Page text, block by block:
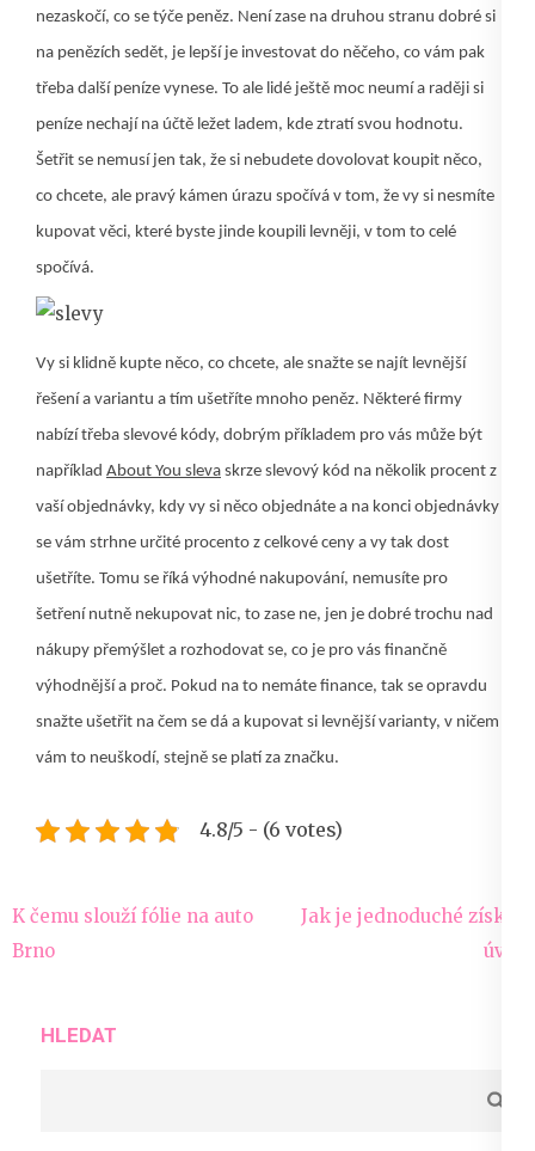
nezaskočí, co se týče peněz. Není zase na druhou stranu dobré si
na penězích sedět, je lepší je investovat do něčeho, co vám pak
třeba další peníze vynese. To ale lidé ještě moc neumí a raději si
peníze nechají na účtě ležet ladem, kde ztratí svou hodnotu.
Šetřit se nemusí jen tak, že si nebudete dovolovat koupit něco,
co chcete, ale pravý kámen úrazu spočívá v tom, že vy si nesmíte
kupovat věci, které byste jinde koupili levněji, v tom to celé
spočívá.
Vy si klidně kupte něco, co chcete, ale snažte se najít levnější
řešení a variantu a tím ušetříte mnoho peněz. Některé firmy
nabízí třeba slevové kódy, dobrým příkladem pro vás může být
například About You sleva skrze slevový kód na několik procent z
vaší objednávky, kdy vy si něco objednáte a na konci objednávky
se vám strhne určité procento z celkové ceny a vy tak dost
ušetříte. Tomu se říká výhodné nakupování, nemusíte pro
šetření nutně nekupovat nic, to zase ne, jen je dobré trochu nad
nákupy přemýšlet a rozhodovat se, co je pro vás finančně
výhodnější a proč. Pokud na to nemáte finance, tak se opravdu
snažte ušetřit na čem se dá a kupovat si levnější varianty, v ničem
vám to neuškodí, stejně se platí za značku.
4.8/5 - (6 votes)
Navigace
pro
K čemu slouží fólie na auto
Brno
Jak je jednoduché získat
úvěr
HLEDAT